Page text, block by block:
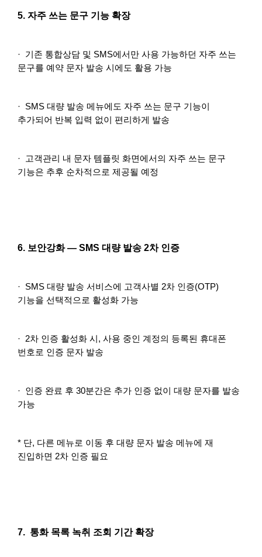
5. 자주 쓰는 문구 기능 확장
· 기존 통합상담 및 SMS에서만 사용 가능하던 자주 쓰는
문구를 예약 문자 발송 시에도 활용 가능
· SMS 대량 발송 메뉴에도 자주 쓰는 문구 기능이
추가되어 반복 입력 없이 편리하게 발송
· 고객관리 내 문자 템플릿 화면에서의 자주 쓰는 문구
기능은 추후 순차적으로 제공될 예정
6. 보안강화 — SMS 대량 발송 2차 인증
· SMS 대량 발송 서비스에 고객사별 2차 인증(OTP)
기능을 선택적으로 활성화 가능
· 2차 인증 활성화 시, 사용 중인 계정의 등록된 휴대폰
번호로 인증 문자 발송
· 인증 완료 후 30분간은 추가 인증 없이 대량 문자를 발송
가능
* 단, 다른 메뉴로 이동 후 대량 문자 발송 메뉴에 재
진입하면 2차 인증 필요
7. 통화 목록 녹취 조회 기간 확장